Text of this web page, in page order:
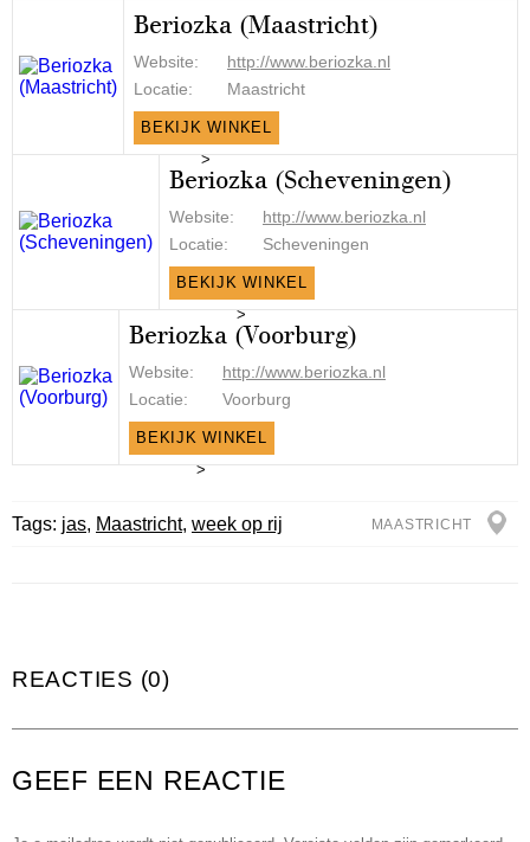
Beriozka (Maastricht)
Website:
http://www.beriozka.nl
Locatie:
Maastricht
BEKIJK WINKEL
>
Beriozka (Scheveningen)
Website:
http://www.beriozka.nl
Locatie:
Scheveningen
BEKIJK WINKEL
>
Beriozka (Voorburg)
Website:
http://www.beriozka.nl
Locatie:
Voorburg
BEKIJK WINKEL
>
Tags: jas, Maastricht, week op rij MAASTRICHT
REACTIES (0)
GEEF EEN REACTIE